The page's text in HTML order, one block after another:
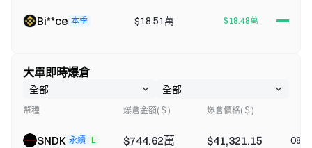
Bi**ce 本季 $18.51萬 $18.48萬
大單即時爆倉
幣種 爆倉金額(＄) 爆倉價格(＄)
SNDK 永續 L $744.62萬 $41,321.15 08-